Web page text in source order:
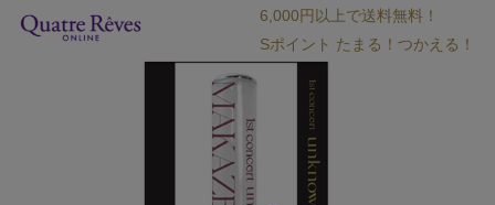
6,000円以上で送料無料！
Sポイント たまる！つかえる！